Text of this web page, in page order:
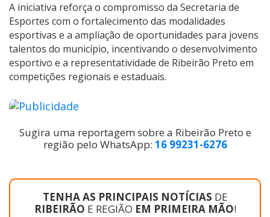
A iniciativa reforça o compromisso da Secretaria de
Esportes com o fortalecimento das modalidades
esportivas e a ampliação de oportunidades para jovens
talentos do município, incentivando o desenvolvimento
esportivo e a representatividade de Ribeirão Preto em
competições regionais e estaduais.
Sugira uma reportagem sobre a Ribeirão Preto e
região pelo WhatsApp: 16 99231-6276
TENHA AS PRINCIPAIS NOTÍCIAS DE
RIBEIRÃO E REGIÃO EM PRIMEIRA MÃO!